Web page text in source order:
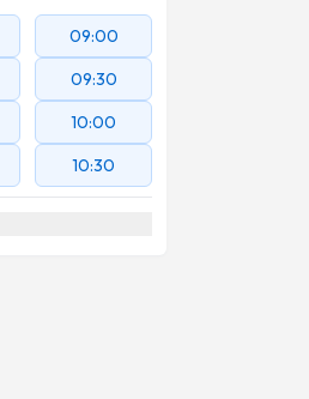
09:00
09:30
10:00
10:30